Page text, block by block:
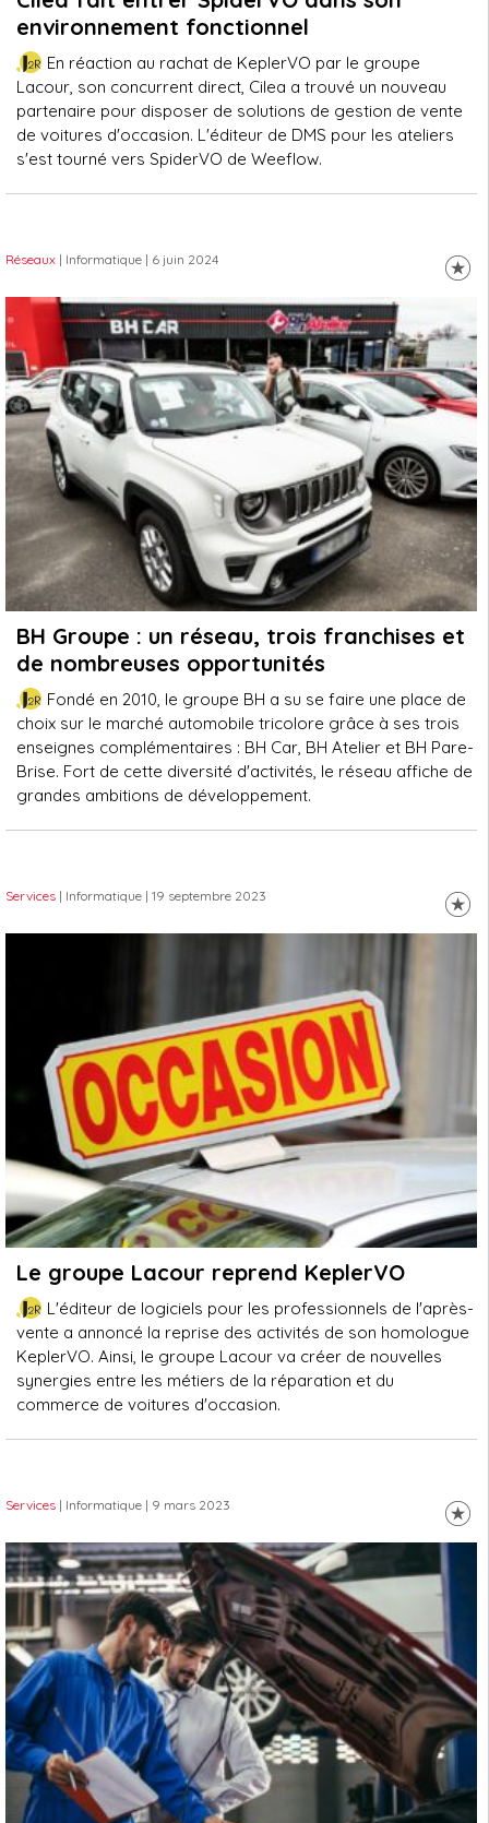
environnement fonctionnel
En réaction au rachat de KeplerVO par le groupe
Lacour, son concurrent direct, Cilea a trouvé un nouveau
partenaire pour disposer de solutions de gestion de vente
de voitures d'occasion. L'éditeur de DMS pour les ateliers
s'est tourné vers SpiderVO de Weeflow.
Réseaux | Informatique | 6 juin 2024
BH Groupe : un réseau, trois franchises et
de nombreuses opportunités
Fondé en 2010, le groupe BH a su se faire une place de
choix sur le marché automobile tricolore grâce à ses trois
enseignes complémentaires : BH Car, BH Atelier et BH Pare-
Brise. Fort de cette diversité d'activités, le réseau affiche de
grandes ambitions de développement.
Services | Informatique | 19 septembre 2023
Le groupe Lacour reprend KeplerVO
L'éditeur de logiciels pour les professionnels de l'après-
vente a annoncé la reprise des activités de son homologue
KeplerVO. Ainsi, le groupe Lacour va créer de nouvelles
synergies entre les métiers de la réparation et du
commerce de voitures d'occasion.
Services | Informatique | 9 mars 2023